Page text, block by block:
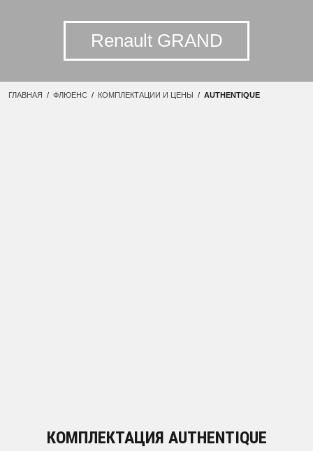
Renault GRAND
ГЛАВНАЯ / ФЛЮЕНС / КОМПЛЕКТАЦИИ И ЦЕНЫ / AUTHENTIQUE
КОМПЛЕКТАЦИЯ AUTHENTIQUE